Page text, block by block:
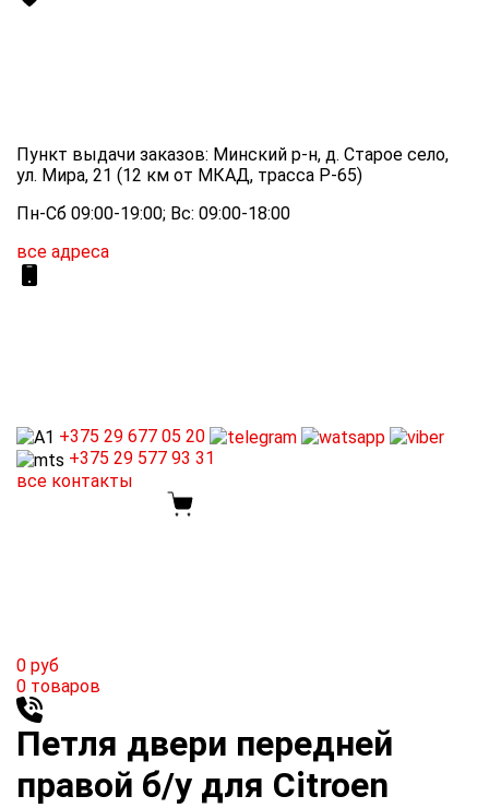
Пункт выдачи заказов: Минский р-н, д. Старое село,
ул. Мира, 21 (12 км от МКАД, трасса P-65)
Пн-Сб 09:00-19:00; Вс: 09:00-18:00
все адреса
+375 29 677 05 20
+375 29 577 93 31
все контакты
0 руб
0 товаров
Петля двери передней
правой б/у для Citroen